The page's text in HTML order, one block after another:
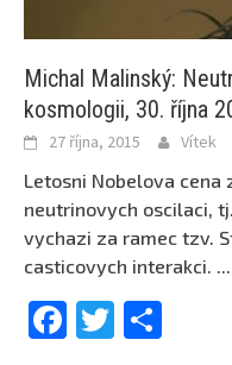
Michal Malinský:
kosmologii, 30. října
27 října, 2015 Vítek
Letosni Nobelova
neutrinovych oscilaci,
vychazi za ramec tzv.
casticovych interakci. ...
Facebook
Twitter